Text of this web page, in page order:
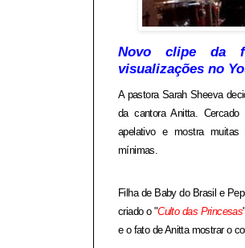
Novo clipe da
visualizações no
A pastora Sarah Sheeva
da cantora Anitta.
apelativo e mostra muitas
mínimas.
Filha de Baby do Brasil e
criado o "Culto das Princesas
e o fato de Anitta mostrar o